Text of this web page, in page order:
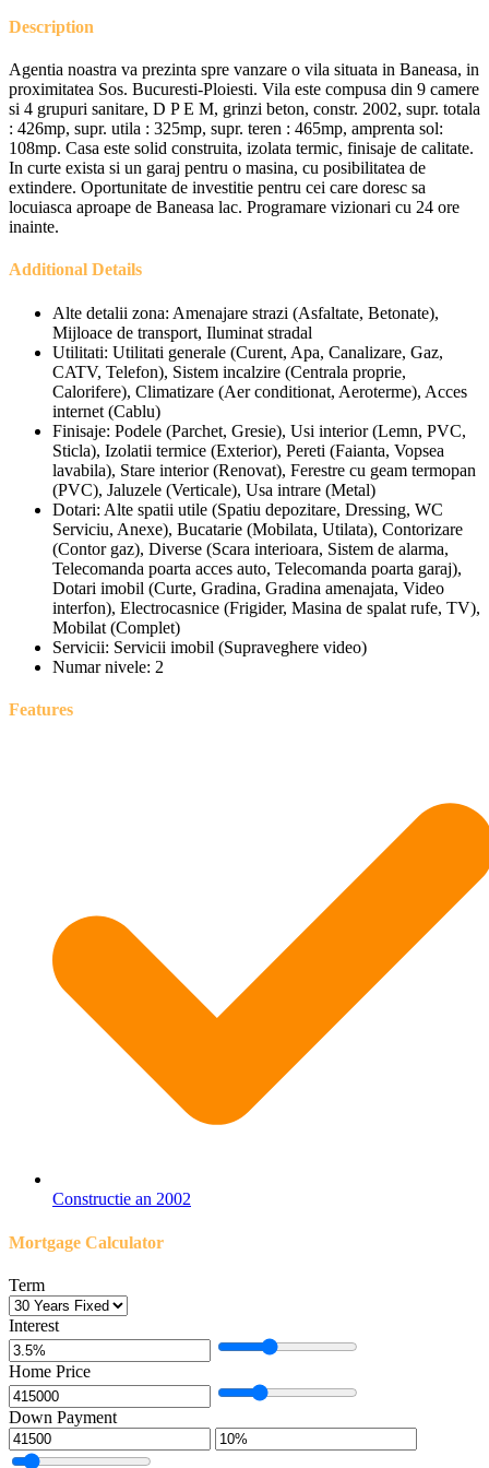
Description
Agentia noastra va prezinta spre vanzare o vila situata in Baneasa, in
proximitatea Sos. Bucuresti-Ploiesti. Vila este compusa din 9 camere
si 4 grupuri sanitare, D P E M, grinzi beton, constr. 2002, supr. totala
: 426mp, supr. utila : 325mp, supr. teren : 465mp, amprenta sol:
108mp. Casa este solid construita, izolata termic, finisaje de calitate.
In curte exista si un garaj pentru o masina, cu posibilitatea de
extindere. Oportunitate de investitie pentru cei care doresc sa
locuiasca aproape de Baneasa lac. Programare vizionari cu 24 ore
inainte.
Additional Details
Alte detalii zona: Amenajare strazi (Asfaltate, Betonate),
Mijloace de transport, Iluminat stradal
Utilitati: Utilitati generale (Curent, Apa, Canalizare, Gaz,
CATV, Telefon), Sistem incalzire (Centrala proprie,
Calorifere), Climatizare (Aer conditionat, Aeroterme), Acces
internet (Cablu)
Finisaje: Podele (Parchet, Gresie), Usi interior (Lemn, PVC,
Sticla), Izolatii termice (Exterior), Pereti (Faianta, Vopsea
lavabila), Stare interior (Renovat), Ferestre cu geam termopan
(PVC), Jaluzele (Verticale), Usa intrare (Metal)
Dotari: Alte spatii utile (Spatiu depozitare, Dressing, WC
Serviciu, Anexe), Bucatarie (Mobilata, Utilata), Contorizare
(Contor gaz), Diverse (Scara interioara, Sistem de alarma,
Telecomanda poarta acces auto, Telecomanda poarta garaj),
Dotari imobil (Curte, Gradina, Gradina amenajata, Video
interfon), Electrocasnice (Frigider, Masina de spalat rufe, TV),
Mobilat (Complet)
Servicii: Servicii imobil (Supraveghere video)
Numar nivele: 2
Features
Constructie an 2002
Mortgage Calculator
Term
Interest
Home Price
Down Payment